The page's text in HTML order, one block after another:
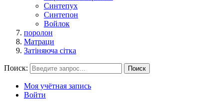
Синтепух
Синтепон
Войлок
поролон
Матраци
Затіняюча сітка
Поиск: Поиск
Моя учётная запись
Войти